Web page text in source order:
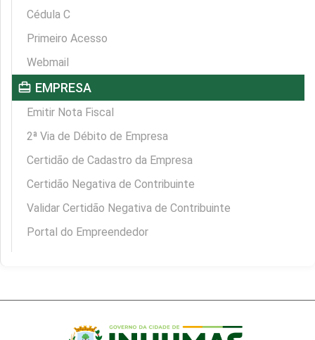
Cédula C
Primeiro Acesso
Webmail
card_travel EMPRESA
Emitir Nota Fiscal
2ª Via de Débito de Empresa
Certidão de Cadastro da Empresa
Certidão Negativa de Contribuinte
Validar Certidão Negativa de Contribuinte
Portal do Empreendedor